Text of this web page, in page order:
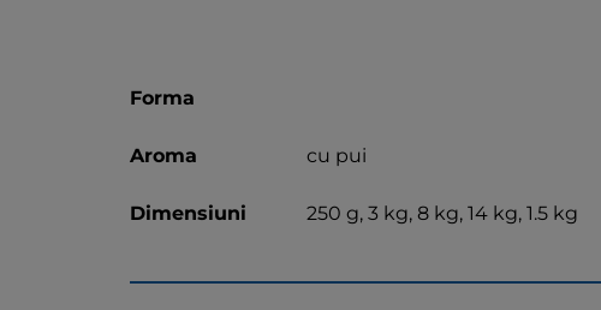
Forma
Aroma cu pui
Dimensiuni 250 g, 3 kg, 8 kg, 14 kg, 1.5 kg